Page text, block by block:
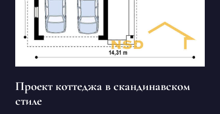
Проект коттеджа в скандинавском
стиле